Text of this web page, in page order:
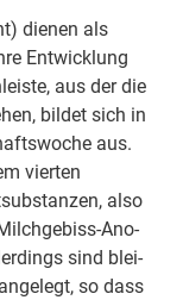
die­nen als
Ent­wick­lung
aus der die
bil­det sich in
aus.
vier­ten
al­so
Ano­
sind blei­
so dass